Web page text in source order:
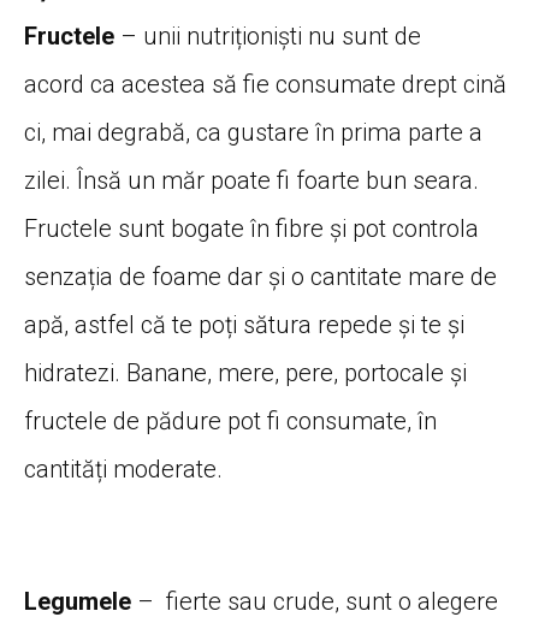
Fructele – unii nutriționiști nu sunt de
acord ca acestea să fie consumate drept cină
ci, mai degrabă, ca gustare în prima parte a
zilei. Însă un măr poate fi foarte bun seara.
Fructele sunt bogate în fibre și pot controla
senzația de foame dar și o cantitate mare de
apă, astfel că te poți sătura repede și te și
hidratezi. Banane, mere, pere, portocale și
fructele de pădure pot fi consumate, în
cantități moderate.
Legumele – fierte sau crude, sunt o alegere